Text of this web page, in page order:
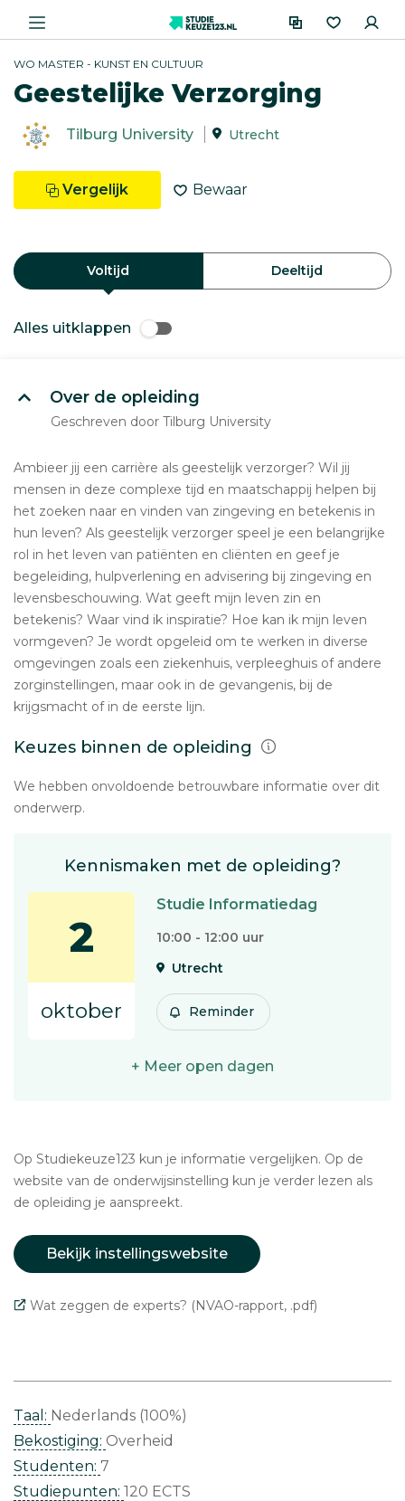
WO MASTER - KUNST EN CULTUUR
Geestelijke Verzorging
Tilburg University Utrecht
Vergelijk Bewaar
Voltijd Deeltijd
Alles uitklappen
Over de opleiding
Geschreven door Tilburg University
Ambieer jij een carrière als geestelijk verzorger? Wil jij
mensen in deze complexe tijd en maatschappij helpen bij
het zoeken naar en vinden van zingeving en betekenis in
hun leven? Als geestelijk verzorger speel je een belangrijke
rol in het leven van patiënten en cliënten en geef je
begeleiding, hulpverlening en advisering bij zingeving en
levensbeschouwing. Wat geeft mijn leven zin en
betekenis? Waar vind ik inspiratie? Hoe kan ik mijn leven
vormgeven? Je wordt opgeleid om te werken in diverse
omgevingen zoals een ziekenhuis, verpleeghuis of andere
zorginstellingen, maar ook in de gevangenis, bij de
krijgsmacht of in de eerste lijn.
Keuzes binnen de opleiding
We hebben onvoldoende betrouwbare informatie over dit
onderwerp.
Kennismaken met de opleiding?
2
oktober
Studie Informatiedag
10:00 - 12:00 uur
Utrecht
Reminder
+ Meer open dagen
Op Studiekeuze123 kun je informatie vergelijken. Op de
website van de onderwijsinstelling kun je verder lezen als
de opleiding je aanspreekt.
Bekijk instellingswebsite
Wat zeggen de experts? (NVAO-rapport, .pdf)
Taal: Nederlands (100%)
Bekostiging: Overheid
Studenten: 7
Studiepunten: 120 ECTS